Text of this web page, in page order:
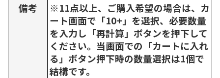
備考
※11点以上、ご購入希望の場合は、カ
ート画面で「10+」を選択、必要数量
を入力し「再計算」ボタンを押下して
ください。当画面での「カートに入れ
る」ボタン押下時の数量選択は1個で
結構です。